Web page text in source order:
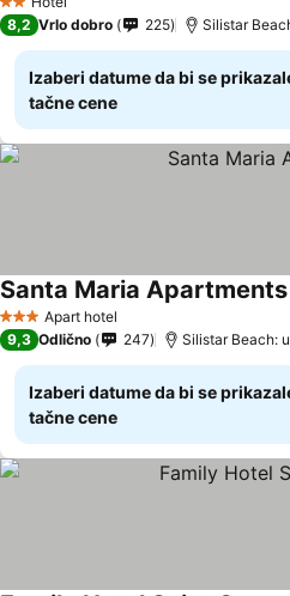
2 Zvezdice
8,2 Vrlo dobro 225 Silistar
Izaberi datume da bi se
tačne cene
3 ZvezdiceApart hotel
Santa Maria Apartments
9,3 Odlično 247 Silistar Beach:
Izaberi datume da bi se
tačne cene